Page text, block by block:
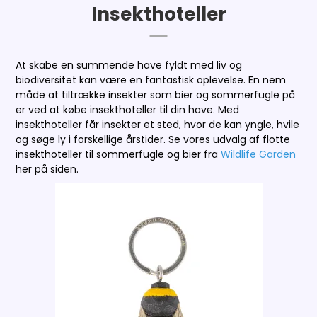
Insekthoteller
At skabe en summende have fyldt med liv og
biodiversitet kan være en fantastisk oplevelse. En nem
måde at tiltrække insekter som bier og sommerfugle på
er ved at købe insekthoteller til din have. Med
insekthoteller får insekter et sted, hvor de kan yngle, hvile
og søge ly i forskellige årstider. Se vores udvalg af flotte
insekthoteller til sommerfugle og bier fraWildlife Garden
her på siden.